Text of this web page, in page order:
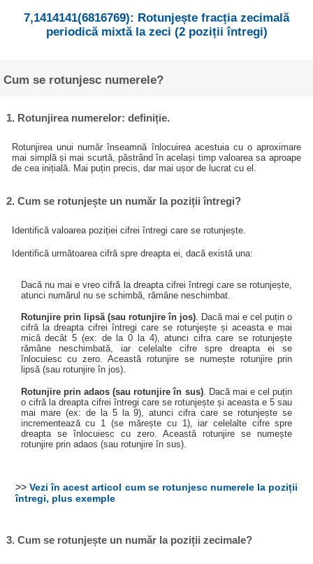
7,1414141(6816769): Rotunjește fracția zecimală
periodică mixtă la zeci (2 poziții întregi)
Cum se rotunjesc numerele?
1. Rotunjirea numerelor: definiție.
Rotunjirea unui număr înseamnă înlocuirea acestuia cu o aproximare
mai simplă și mai scurtă, păstrând în același timp valoarea sa aproape
de cea inițială. Mai puțin precis, dar mai ușor de lucrat cu el.
2. Cum se rotunjește un număr la poziții întregi?
Identifică valoarea poziției cifrei întregi care se rotunjește.
Identifică următoarea cifră spre dreapta ei, dacă există una:
Dacă nu mai e vreo cifră la dreapta cifrei întregi care se rotunjește,
atunci numărul nu se schimbă, rămâne neschimbat.
Rotunjire prin lipsă (sau rotunjire în jos). Dacă mai e cel puțin o
cifră la dreapta cifrei întregi care se rotunjește și aceasta e mai
mică decât 5 (ex: de la 0 la 4), atunci cifra care se rotunjește
rămâne neschimbată, iar celelalte cifre spre dreapta ei se
înlocuiesc cu zero. Această rotunjire se numește rotunjire prin
lipsă (sau rotunjire în jos).
Rotunjire prin adaos (sau rotunjire în sus). Dacă mai e cel puțin
o cifră la dreapta cifrei întregi care se rotunjește și aceasta e 5 sau
mai mare (ex: de la 5 la 9), atunci cifra care se rotunjește se
incrementează cu 1 (se mărește cu 1), iar celelalte cifre spre
dreapta se înlocuiesc cu zero. Această rotunjire se numește
rotunjire prin adaos (sau rotunjire în sus).
>> Vezi în acest articol cum se rotunjesc numerele la poziții
întregi, plus exemple
3. Cum se rotunjește un număr la poziții zecimale?